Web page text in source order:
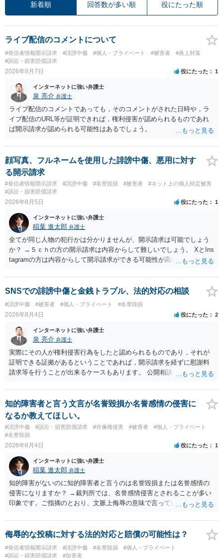
新着順 回答数が多い順 役にたった順
ライブ配信のコメントについて
#発信者情報開示請求 #誹謗中傷 #個人・プライベート #被害者
#炎上対策
#訴訟・損害賠償請求
2026年8月7日 役にたった 1
インターネットに強い弁護士
泉 亮介 弁護士
ライブ配信のコメントであっても，そのコメントがされた日時や，ラ
イブ配信のURL等が証明できれば，権利侵害が認められるものであれ
ば開示請求が認められる可能性はあるでしょう。
顔写真、フルネームを使用した誹謗中傷、悪用に対す
る開示請求
#発信者情報開示請求 #誹謗中傷 #名誉毀損 #被害者
#ネット上の個人特定被害
#訴訟・損害賠償請求
2026年8月5日 役にたった 1
インターネットに強い弁護士
稲葉 進太郎 弁護士
全てが同じ人物の犯行かは分かりませんが、開示請求は可能でしょう
か？ →５ｃｈの方の開示請求は内容からして難しいでしょう。 XとIns
tagramの方は内容からして開示請求ができる可能性が高いでしょう。
いでしょう。７月中にアカウントが削除されている場合、今から進め
ても失敗する可能性が高いように思われます。 相手を特定できた場
合、相手に全ての弁護士費用を負担させることは可能でしょうか？ →
訴訟外の交渉で相手方が認めれば負担させることができるでしょう。
訴訟で判決となった場合は、実際の弁護士費用が認められる場合と認
められない場合があり何ともいえないところでしょう。
SNSでの誹謗中傷と金銭トラブル、法的対応の相談
#誹謗中傷 #被害者 #個人・プライベート #名誉毀損
2026年8月4日 役にたった 2
インターネットに強い弁護士
泉 亮介 弁護士
実際にその人が権利侵害行為をしたと認められるものであり，それが
証明できる証拠があるということであれば，開示請求を経ずに慰謝料
請求等を行うことが出来るケースもあります。 公開相談の場では回答
に個別に相談されると良いでしょう。
知的障害者と言う文言が名誉毀損か名誉感情の侵害に
なるか教えてほしい。
#誹謗中傷 #訴訟・損害賠償請求 #肖像権侵害 #被害者
#個人・プライベート
#名誉毀損
2026年8月4日 役にたった 1
インターネットに強い弁護士
稲葉 進太郎 弁護士
知的障害がないのに知的障害者と言うのは名誉毀損または名誉感情の
侵害になりますか？ →裁判所では、名誉感情侵害とされることが多い
印象です。ご指摘のとおり、文脈上侮辱の意味で言っている点も加味
侮辱的な投稿に対する法的対応と賠償の可能性は？
#発信者情報開示請求 #誹謗中傷 #名誉毀損
#個人・プライベート
#訴訟・損害賠償請求
#加害者